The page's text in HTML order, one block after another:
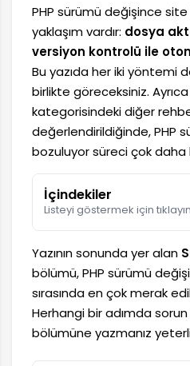
PHP sürümü değişince
yaklaşım vardır: dosya
versiyon kontrolü ile
Bu yazıda her iki yöntemi
birlikte göreceksiniz.
kategorisindeki diğer
değerlendirildiğinde, PHP
bozuluyor süreci çok daha
İçindekiler
Listeyi göstermek için tıklayın
Yazının sonunda yer alan
bölümü, PHP sürümü
sırasında en çok merak
Herhangi bir adımda
bölümüne yazmanız